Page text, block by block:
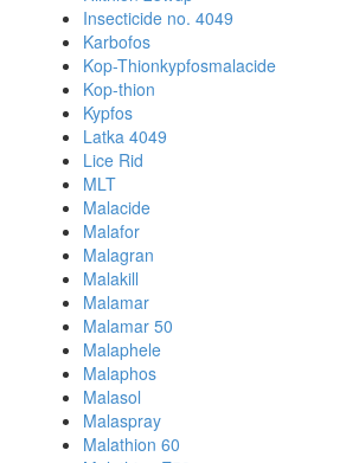
Insecticide no. 4049
Karbofos
Kop-Thionkypfosmalacide
Kop-thion
Kypfos
Latka 4049
Lice Rid
MLT
Malacide
Malafor
Malagran
Malakill
Malamar
Malamar 50
Malaphele
Malaphos
Malasol
Malaspray
Malathion 60